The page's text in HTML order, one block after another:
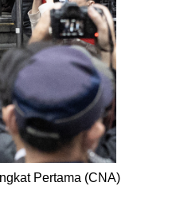
Pertama (CNA)